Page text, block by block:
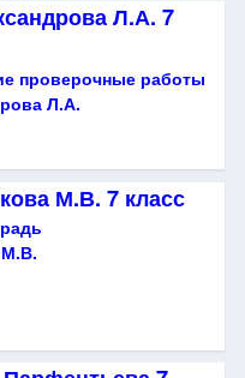
Л.А. 7
проверочные работы
Л.А.
М.В. 7 класс